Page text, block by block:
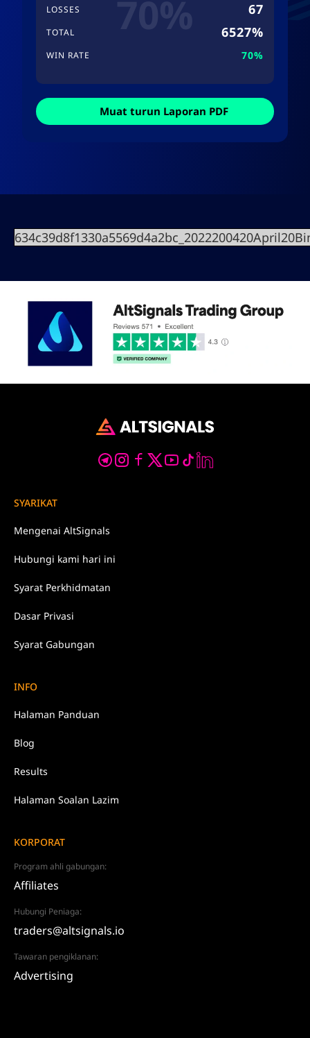
LOSSES 67
TOTAL 6527%
WIN RATE 70%
Muat turun Laporan PDF
SYARIKAT
Mengenai AltSignals
Hubungi kami hari ini
Syarat Perkhidmatan
Dasar Privasi
Syarat Gabungan
INFO
Halaman Panduan
Blog
Results
Halaman Soalan Lazim
KORPORAT
Program ahli gabungan:
Affiliates
Hubungi Peniaga:
traders@altsignals.io
Tawaran pengiklanan:
Advertising